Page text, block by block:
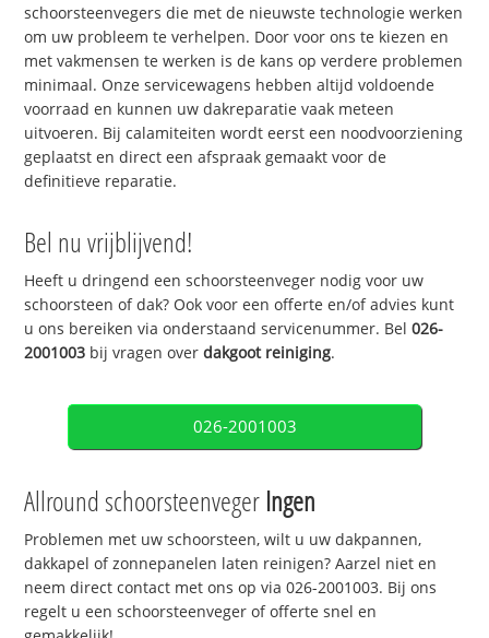
schoorsteenvegers die met de nieuwste technologie werken
om uw probleem te verhelpen. Door voor ons te kiezen en
met vakmensen te werken is de kans op verdere problemen
minimaal. Onze servicewagens hebben altijd voldoende
voorraad en kunnen uw dakreparatie vaak meteen
uitvoeren. Bij calamiteiten wordt eerst een noodvoorziening
geplaatst en direct een afspraak gemaakt voor de
definitieve reparatie.
Bel nu vrijblijvend!
Heeft u dringend een schoorsteenveger nodig voor uw
schoorsteen of dak? Ook voor een offerte en/of advies kunt
u ons bereiken via onderstaand servicenummer. Bel026-
2001003 bij vragen overdakgoot reiniging.
026-2001003
Allround schoorsteenveger Ingen
Problemen met uw schoorsteen, wilt u uw dakpannen,
dakkapel of zonnepanelen laten reinigen? Aarzel niet en
neem direct contact met ons op via 026-2001003. Bij ons
regelt u een schoorsteenveger of offerte snel en